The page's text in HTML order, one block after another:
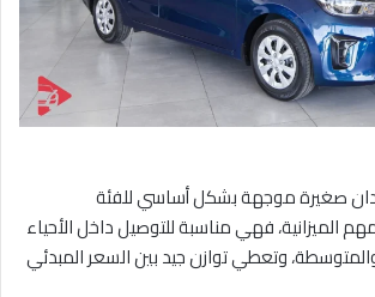
صغيرة موجهة بشكل أساسي للفئة
الميزانية، فهي مناسبة للتوصيل داخل الأحياء
وتعطي توازن جيد بين السعر المبدئي